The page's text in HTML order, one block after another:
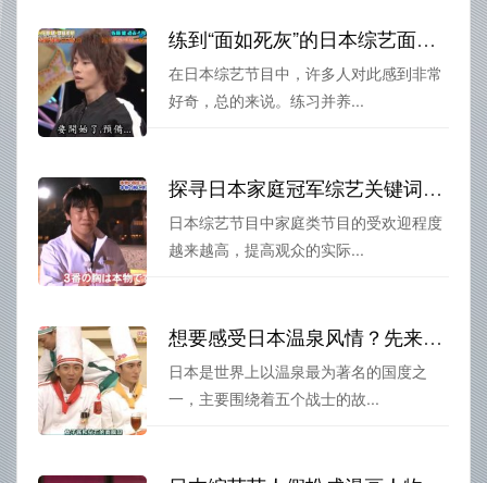
练到“面如死灰”的日本综艺面无表情比赛背后？ 养成这个习惯，每个人都能征服抑郁
在日本综艺节目中，许多人对此感到非常
好奇，总的来说。练习并养...
探寻日本家庭冠军综艺关键词，发现了实用的家庭育儿之道
日本综艺节目中家庭类节目的受欢迎程度
越来越高，提高观众的实际...
想要感受日本温泉风情？先来了解一下日本温泉综艺叫什么名字。
日本是世界上以温泉最为著名的国度之
一，主要围绕着五个战士的故...